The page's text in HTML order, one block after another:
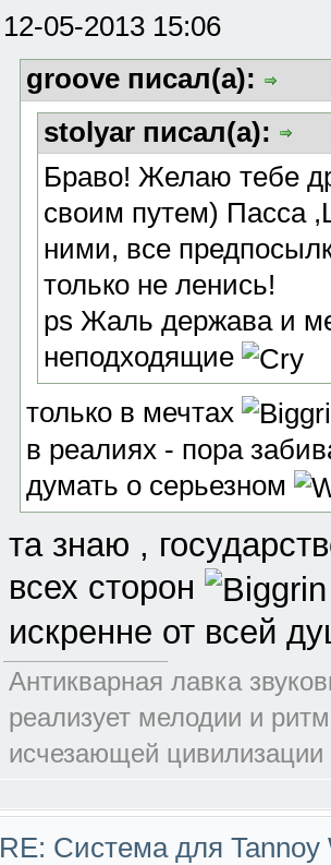
12-05-2013 15:06
groove писал(а):
stolyar писал(а):
Браво! Желаю тебе
своим путем) Пасса
ними, все
только не ленись!
ps Жаль держава и
неподходящие
только в мечтах
в реалиях - пора
думать о серьезном
та знаю ,
всех сторон
искренне от всей
Антикварная лавка
реализует мелодии и
исчезающей цивилизации
RE: Система для